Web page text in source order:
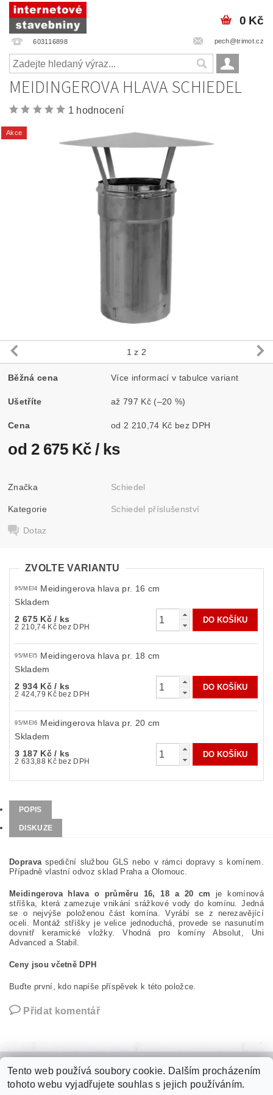
603116898 pech@trimot.cz
0 Kč
MEIDINGEROVA HLAVA SCHIEDEL
1 hodnocení
Akce
1 z 2
Běžná cena Více informací v tabulce variant
Ušetříte až797 Kč (–20 %)
Cena od 2 210,74 Kč bez DPH
od 2 675 Kč/ ks
Značka Schiedel
Kategorie Schiedel příslušenství
Dotaz
ZVOLTE VARIANTU
95/MEI4 Meidingerova hlava pr. 16 cm
Skladem
2 675 Kč/ ks
2 210,74 Kč bez DPH
95/MEI5 Meidingerova hlava pr. 18 cm
Skladem
2 934 Kč/ ks
2 424,79 Kč bez DPH
95/MEI6 Meidingerova hlava pr. 20 cm
Skladem
3 187 Kč/ ks
2 633,88 Kč bez DPH
POPIS
DISKUZE
Dopravaspediční službou GLS nebo v rámci dopravy s komínem.
Případně vlastní odvoz sklad Praha a Olomouc.
Meidingerova hlava o průměru 16, 18 a 20 cm je komínová
stříška, která zamezuje vnikání srážkové vody do komínu. Jedná
se o nejvýše položenou část komína. Vyrábí se z nerezavějící
oceli. Montáž stříšky je velice jednoduchá, provede se nasunutím
dovnitř keramické vložky. Vhodná pro komíny Absolut, Uni
Advanced a Stabil.
Ceny jsou včetně DPH
Buďte první, kdo napíše příspěvek k této položce.
Přidat komentář
Zámková dlažba | Plastové palubky | Kari sítě | Jímky na vodu
Fasádní polystyren | Roxory | Tepelné izolace
Tento web používá soubory cookie. Dalším procházením
tohoto webu vyjadřujete souhlas s jejich používáním.